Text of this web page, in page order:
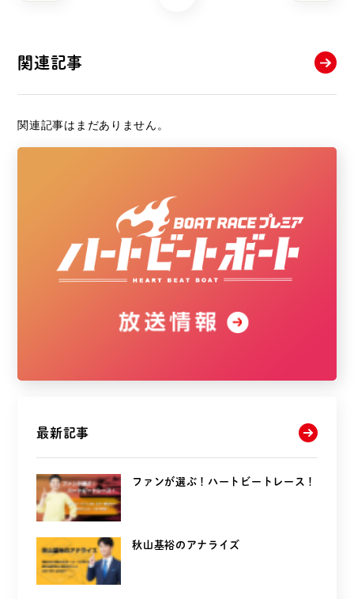
関連記事
関連記事はまだありません。
最新記事
ファンが選ぶ！ハートビートレース！
秋山基裕のアナライズ